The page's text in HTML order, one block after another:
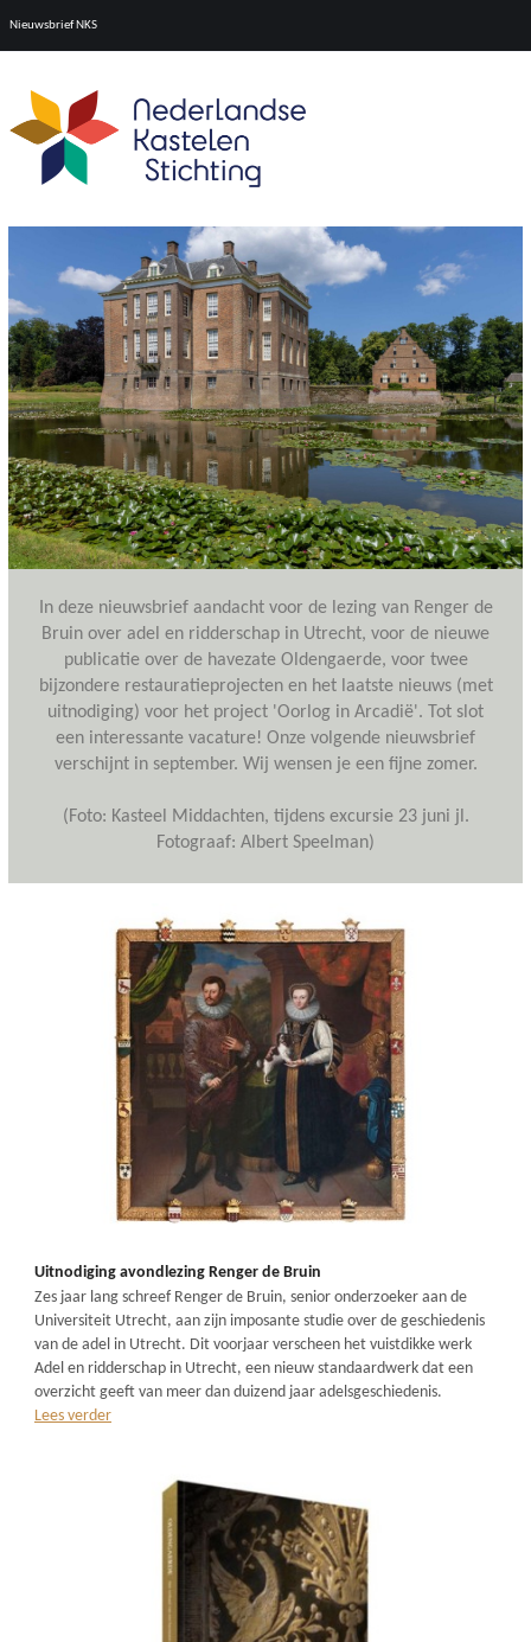
Nieuwsbrief NKS
In deze nieuwsbrief aandacht voor de lezing van Renger de
Bruin over adel en ridderschap in Utrecht, voor de nieuwe
publicatie over de havezate Oldengaerde, voor twee
bijzondere restauratieprojecten en het laatste nieuws (met
uitnodiging) voor het project 'Oorlog in Arcadië'. Tot slot
een interessante vacature! Onze volgende nieuwsbrief
verschijnt in september. Wij wensen je een fijne zomer.
(Foto: Kasteel Middachten, tijdens excursie 23 juni jl.
Fotograaf: Albert Speelman)
Uitnodiging avondlezing Renger de Bruin
Zes jaar lang schreef Renger de Bruin, senior onderzoeker aan de
Universiteit Utrecht, aan zijn imposante studie over de geschiedenis
van de adel in Utrecht. Dit voorjaar verscheen het vuistdikke werk
Adel en ridderschap in Utrecht, een nieuw standaardwerk dat een
overzicht geeft van meer dan duizend jaar adelsgeschiedenis.
Lees verder